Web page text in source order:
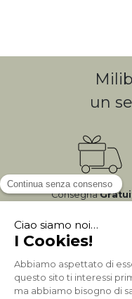
un
Consegna